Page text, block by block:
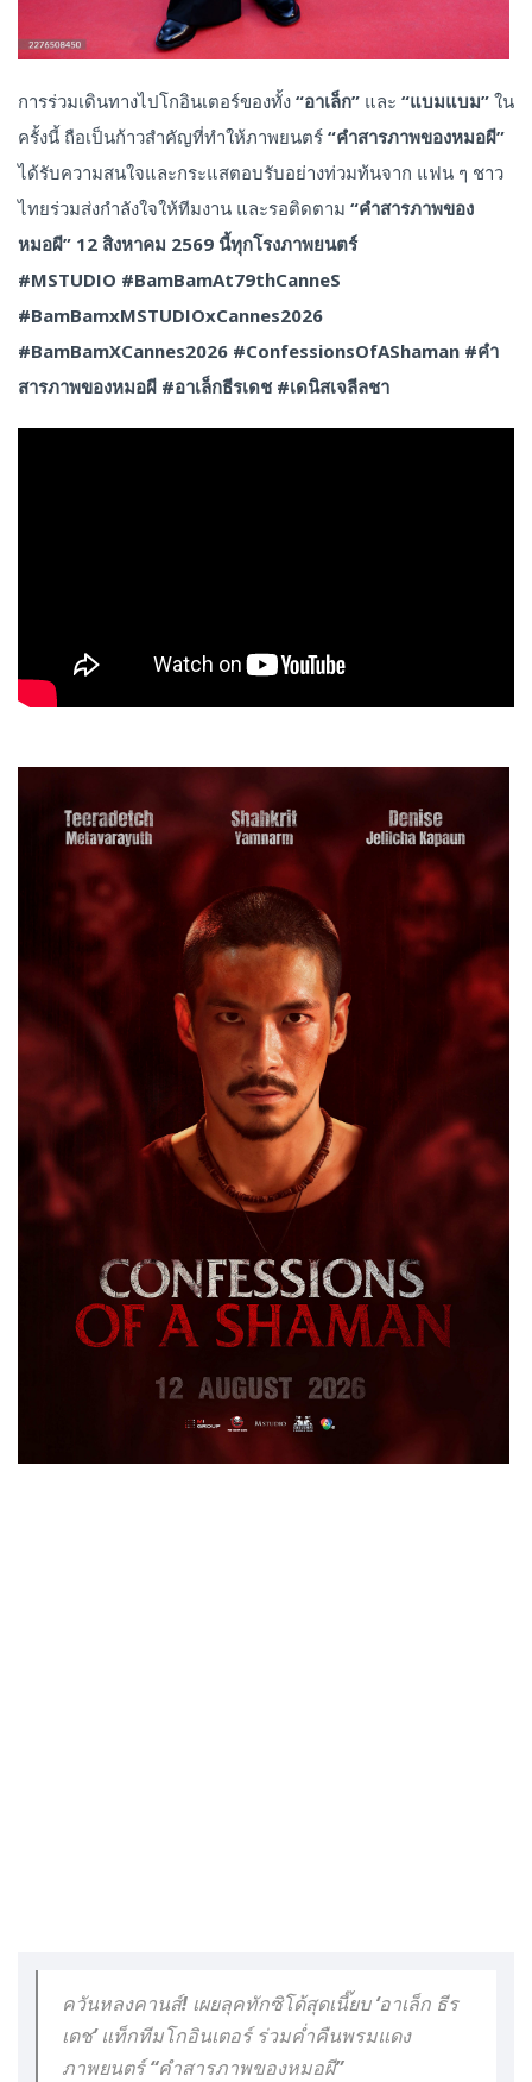
การร่วมเดินทางไปโกอินเตอร์ของทั้ง “อาเล็ก” และ “แบมแบม” ใน
ครั้งนี้ ถือเป็นก้าวสำคัญที่ทำให้ภาพยนตร์ “คำสารภาพของหมอผี”
ได้รับความสนใจและกระแสตอบรับอย่างท่วมท้นจาก แฟน ๆ ชาว
ไทยร่วมส่งกำลังใจให้ทีมงาน และรอติดตาม “คำสารภาพของ
หมอผี” 12 สิงหาคม 2569 นี้ทุกโรงภาพยนตร์
#MSTUDIO #BamBamAt79thCanneS
#BamBamxMSTUDIOxCannes2026
#BamBamXCannes2026 #ConfessionsOfAShaman #คำ
สารภาพของหมอผี #อาเล็กธีรเดช #เดนิสเจลีลชา
ควันหลงคานส์! เผยลุคทักซิโด้สุดเนี๊ยบ ‘อาเล็ก ธีร
เดช’ แท็กทีมโกอินเตอร์ ร่วมค่ำคืนพรมแดง
ภาพยนตร์ “คำสารภาพของหมอผี”